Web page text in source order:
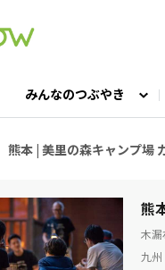
みんなのつぶやき
う会 キャンプ飯
熊本 | 美里の森キャンプ場
熊
木
九州